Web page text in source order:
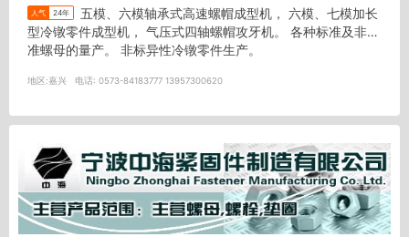
人气 24年
型冷镦零件成型机， 气压式四轴螺帽攻牙机。 各种标准及非标
准螺母的量产。 非标异性冷镦零件生产。
地区:嘉兴 电话: 0573-84183777 13957300620